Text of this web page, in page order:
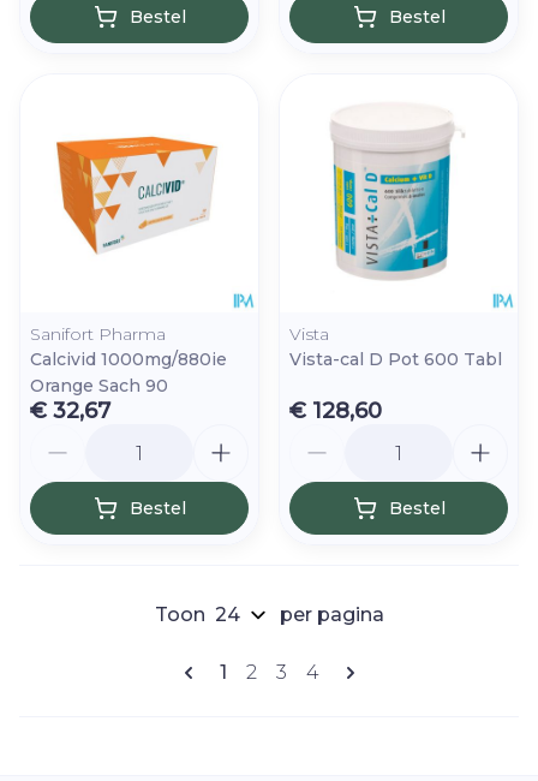
Bestel Bestel
Sanifort Pharma
Calcivid 1000mg/880ie
Orange Sach 90
€ 32,67
Bestel
Vista
Vista-cal D Pot 600 Tabl
€ 128,60
Bestel
Pagina's
U lees momenteel pagina
1 Pagina
2 Pagina
3 Pagina
4
Toon per pagina